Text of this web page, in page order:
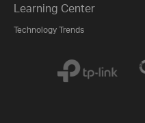
Learning Center
Technology Trends